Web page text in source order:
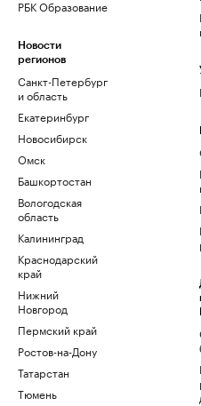
РБК Образование
Новости
регионов
Санкт-Петербург
и область
Екатеринбург
Новосибирск
Омск
Башкортостан
Вологодская
область
Калининград
Краснодарский
край
Нижний
Новгород
Пермский край
Ростов-на-Дону
Татарстан
Тюмень